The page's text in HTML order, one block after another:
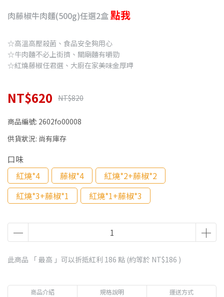
肉藤椒牛肉麵(500g)任選2盒點我
☆高溫高壓殺菌、食品安全夠用心
☆牛肉麵不必上街擠、關廟麵有嚼勁
☆紅燒藤椒任君選、大廚在家美味金厚呷
NT$620 NT$820
商品編號: 2602fo00008
供貨狀況: 尚有庫存
口味
紅燒*4
藤椒*4
紅燒*2+藤椒*2
紅燒*3+藤椒*1
紅燒*1+藤椒*3
此商品 「 最高 」可以折抵紅利 186 點 (約等於 NT$186 )
商品介紹 規格說明 運送方式